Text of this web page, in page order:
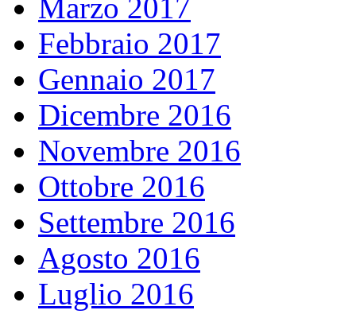
Marzo 2017
Febbraio 2017
Gennaio 2017
Dicembre 2016
Novembre 2016
Ottobre 2016
Settembre 2016
Agosto 2016
Luglio 2016